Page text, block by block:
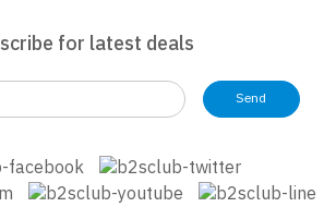
for latest deals
Send